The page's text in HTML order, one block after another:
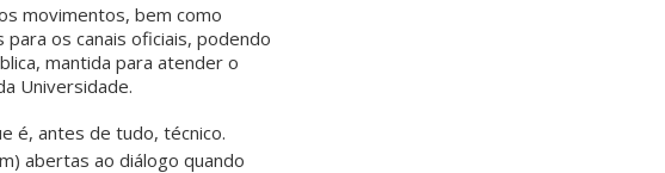
movimentos, bem como
os canais oficiais, podendo
mantida para atender o
Universidade.
é, antes de tudo, técnico.
abertas ao diálogo quando